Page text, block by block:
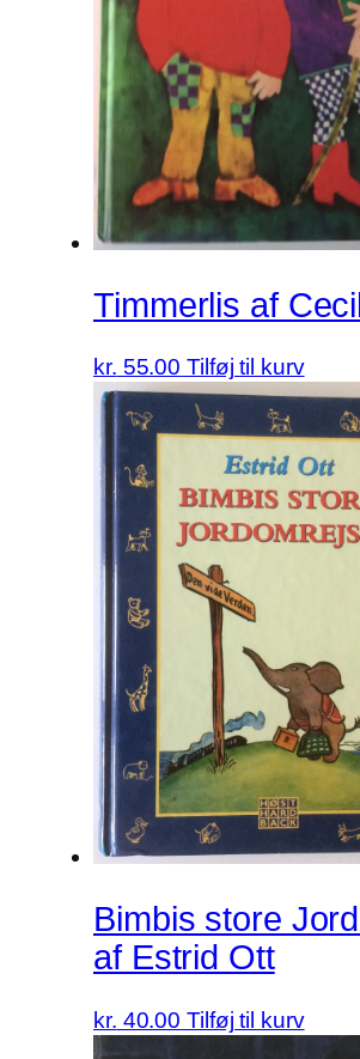
Timmerlis af
kr. 55.00 Tilføj til kurv
Bimbis store
af Estrid Ott
kr. 40.00 Tilføj til kurv